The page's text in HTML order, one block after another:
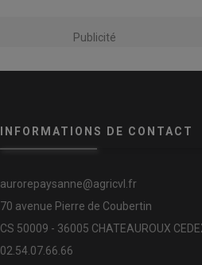
Publicité
INFORMATIONS DE CONTACT
aurorepaysanne@agricvl.fr
70 avenue Pierre de Coubertin
CS 50009 - 36005 CHATEAUROUX
02.54.07.66.66